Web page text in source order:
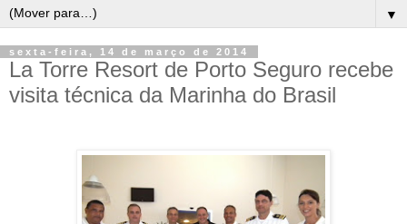
▼
sexta-feira, 14 de março de 2014
La Torre Resort de Porto Seguro recebe
visita técnica da Marinha do Brasil